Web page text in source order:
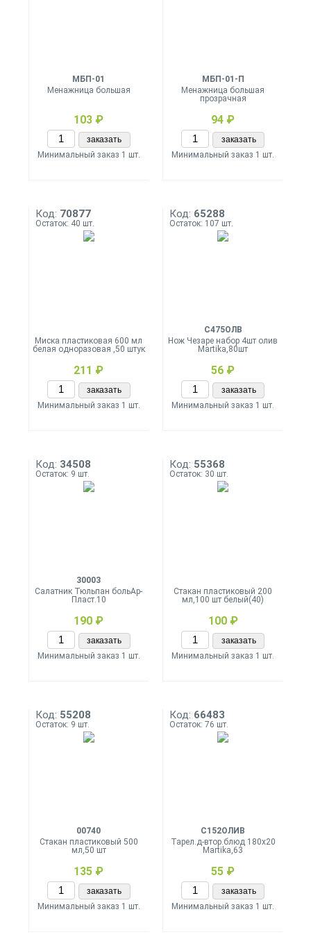
МБП-01
Менажница большая
103 ₽
заказать
Минимальный заказ 1 шт.
МБП-01-П
Менажница большая
прозрачная
94 ₽
заказать
Минимальный заказ 1 шт.
Код: 70877
Остаток: 40 шт.
Миска пластиковая 600 мл
белая одноразовая ,50 штук
211 ₽
заказать
Минимальный заказ 1 шт.
Код: 65288
Остаток: 107 шт.
С475ОЛВ
Нож Чезаре набор 4шт олив
Martika,80шт
56 ₽
заказать
Минимальный заказ 1 шт.
Код: 34508
Остаток: 9 шт.
30003
Салатник Тюльпан больАр-
Пласт.10
190 ₽
заказать
Минимальный заказ 1 шт.
Код: 55368
Остаток: 30 шт.
Стакан пластиковый 200
мл,100 шт белый(40)
100 ₽
заказать
Минимальный заказ 1 шт.
Код: 55208
Остаток: 9 шт.
00740
Стакан пластиковый 500
мл,50 шт
135 ₽
заказать
Минимальный заказ 1 шт.
Код: 66483
Остаток: 76 шт.
С152ОЛИВ
Тарел.д-втор.блюд 180х20
Martika,63
55 ₽
заказать
Минимальный заказ 1 шт.